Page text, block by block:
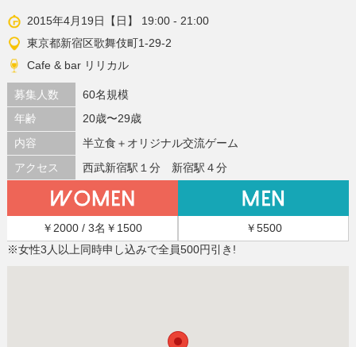
2015年4月19日【日】 19:00 - 21:00
東京都新宿区歌舞伎町1-29-2
Cafe & bar リリカル
募集人数
60名規模
年齢
20歳〜29歳
内容
半立食＋オリジナル交流ゲーム
アクセス
西武新宿駅１分 新宿駅４分
￥2000 / 3名￥1500
￥5500
※女性3人以上同時申し込みで全員500円引き!